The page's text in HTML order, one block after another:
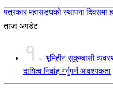
पत्रकार महासङ्घको स्थापना दिवसमा
ताजा अपडेट
१. भूमिहीन सुकुम्बासी
दायित्व निर्वाह गर्नुपर्ने आवश्यकता